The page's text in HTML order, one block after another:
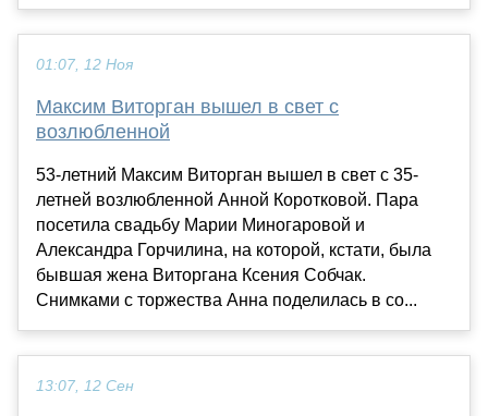
01:07, 12 Ноя
Максим Виторган вышел в свет с
возлюбленной
53-летний Максим Виторган вышел в свет с 35-
летней возлюбленной Анной Коротковой. Пара
посетила свадьбу Марии Миногаровой и
Александра Горчилина, на которой, кстати, была
бывшая жена Виторгана Ксения Собчак.
Снимками с торжества Анна поделилась в со...
13:07, 12 Сен